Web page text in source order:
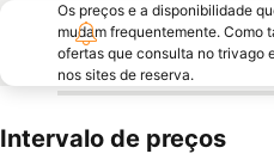
Os preços e a disponibilidade
mudam frequentemente. Como
ofertas que consulta no trivago
nos sites de reserva.
Intervalo de preços